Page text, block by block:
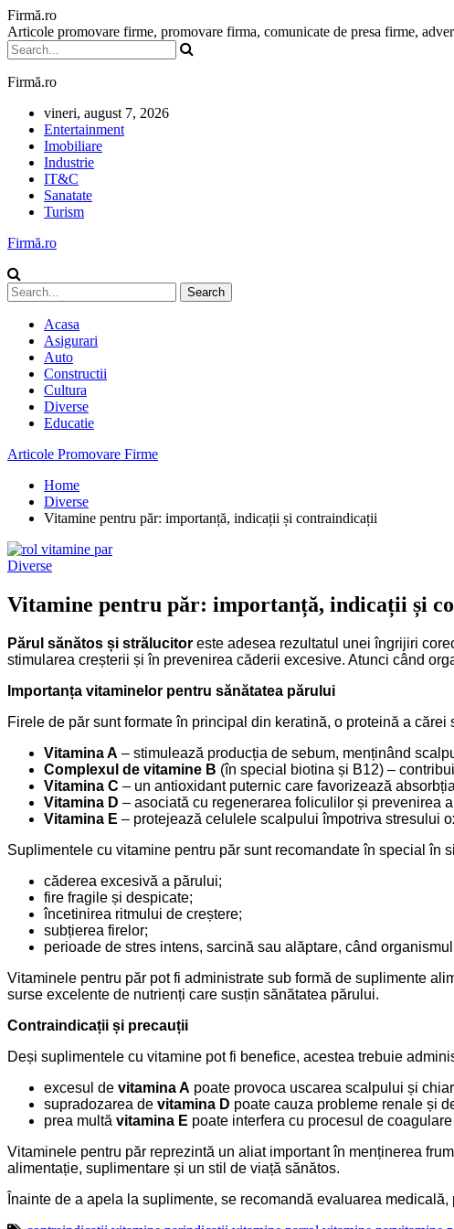
Firmă.ro
Articole promovare firme, promovare firma, comunicate de presa firme,
Firmă.ro
vineri, august 7, 2026
Entertainment
Imobiliare
Industrie
IT&C
Sanatate
Turism
Firmă.ro
Acasa
Asigurari
Auto
Constructii
Cultura
Diverse
Educatie
Articole Promovare Firme
Home
Diverse
Vitamine pentru păr: importanță, indicații și contraindicații
Diverse
Vitamine pentru păr: importanță, indicații și
Părul sănătos și strălucitor este adesea rezultatul unei îngrijiri
stimularea creșterii și în prevenirea căderii excesive. Atunci când
Importanța vitaminelor pentru sănătatea părului
Firele de păr sunt formate în principal din keratină, o proteină a
Vitamina A – stimulează producția de sebum, menținând
Complexul de vitamine B (în special biotina și B12) –
Vitamina C – un antioxidant puternic care favorizează
Vitamina D – asociată cu regenerarea foliculilor și prevenirea
Vitamina E – protejează celulele scalpului împotriva stresului
Suplimentele cu vitamine pentru păr sunt recomandate în special
căderea excesivă a părului;
fire fragile și despicate;
încetinirea ritmului de creștere;
subțierea firelor;
perioade de stres intens, sarcină sau alăptare, când
Vitaminele pentru păr pot fi administrate sub formă de suplimente
surse excelente de nutrienți care susțin sănătatea părului.
Contraindicații și precauții
Deși suplimentele cu vitamine pot fi benefice, acestea trebuie
excesul de vitamina A poate provoca uscarea scalpului și
supradozarea de vitamina D poate cauza probleme renale și
prea multă vitamina E poate interfera cu procesul de
Vitaminele pentru păr reprezintă un aliat important în menținerea
alimentație, suplimentare și un stil de viață sănătos.
Înainte de a apela la suplimente, se recomandă evaluarea